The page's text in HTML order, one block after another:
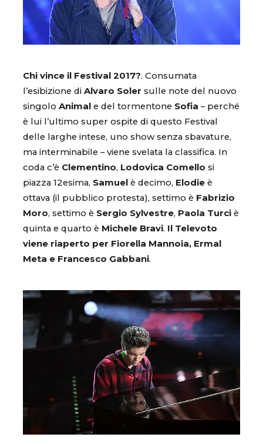
Chi vince il Festival 2017?. Consumata
l’esibizione di Alvaro Soler sulle note del nuovo
singolo Animal e del tormentone Sofia – perché
è lui l’ultimo super ospite di questo Festival
delle larghe intese, uno show senza sbavature,
ma interminabile – viene svelata la classifica. In
coda c’è Clementino, Lodovica Comello si
piazza 12esima, Samuel è decimo, Elodie è
ottava (il pubblico protesta), settimo è Fabrizio
Moro, settimo è Sergio Sylvestre, Paola Turci è
quinta e quarto è Michele Bravi. Il Televoto
viene riaperto per Fiorella Mannoia, Ermal
Meta e Francesco Gabbani.